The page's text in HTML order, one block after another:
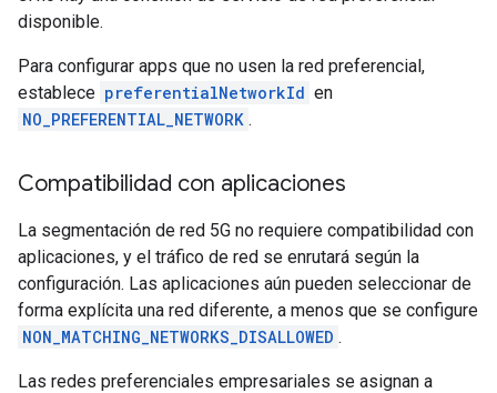
disponible.
Para configurar apps que no usen la red preferencial,
establece preferentialNetworkId en
NO_PREFERENTIAL_NETWORK .
Compatibilidad con aplicaciones
La segmentación de red 5G no requiere compatibilidad con
aplicaciones, y el tráfico de red se enrutará según la
configuración. Las aplicaciones aún pueden seleccionar de
forma explícita una red diferente, a menos que se configure
NON_MATCHING_NETWORKS_DISALLOWED .
Las redes preferenciales empresariales se asignan a